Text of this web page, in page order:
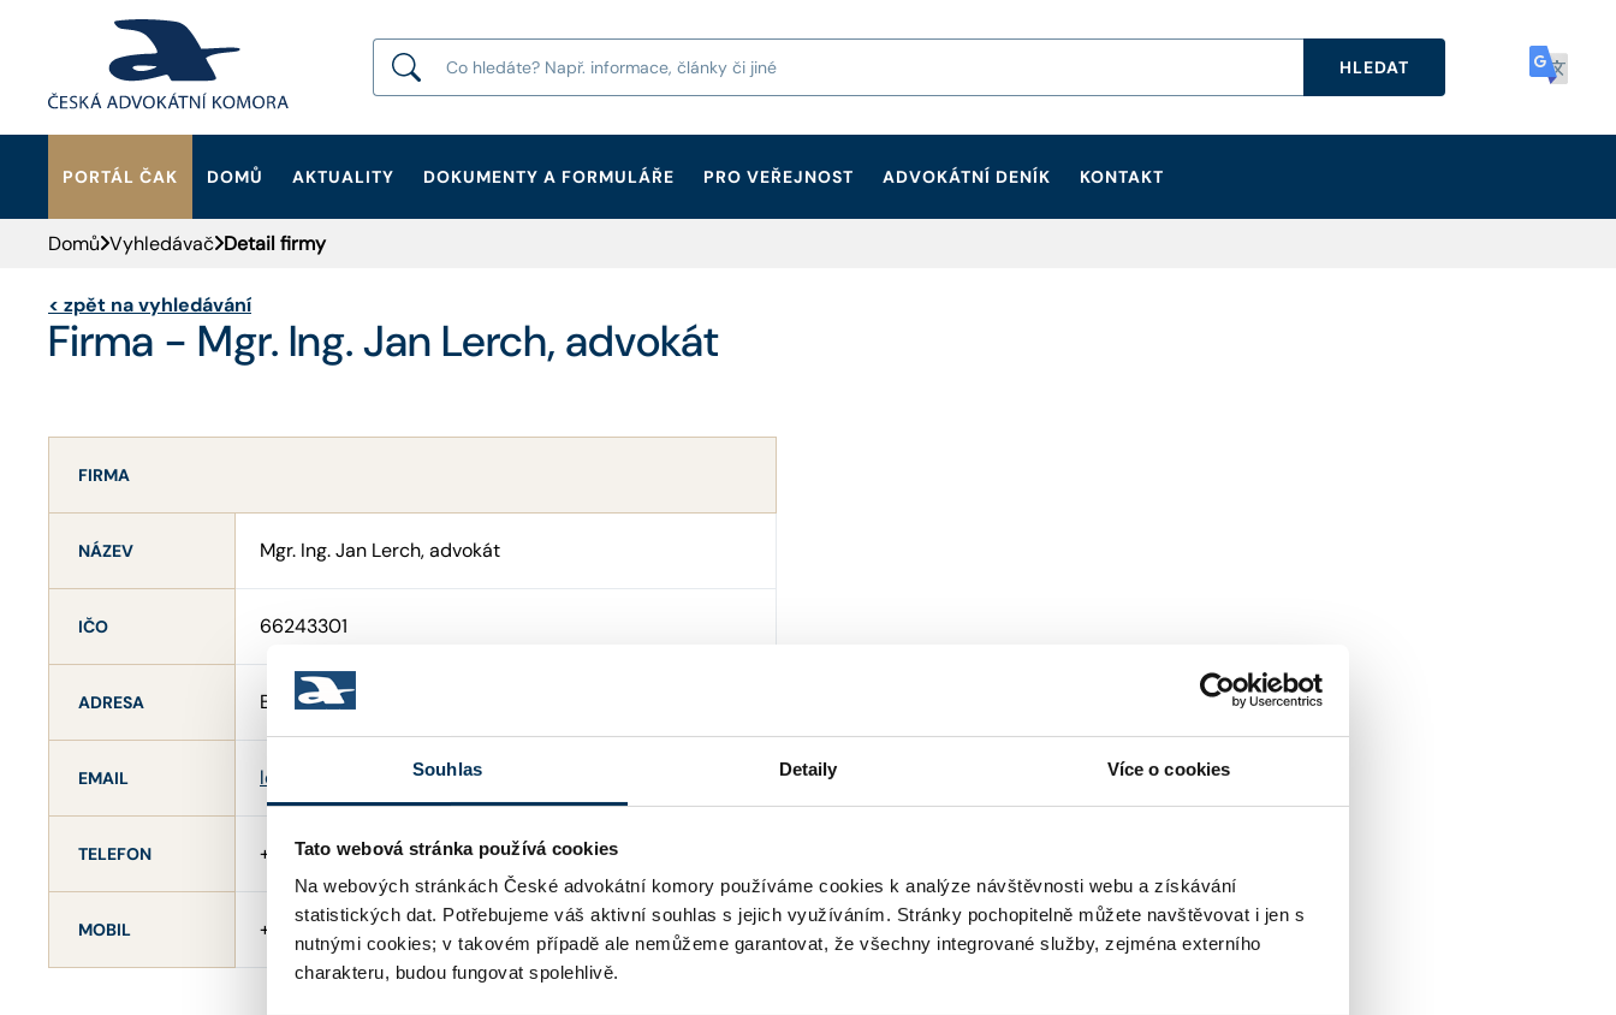
Souhlas Detaily Více o cookies
Tato webová stránka používá cookies
Na webových stránkách České advokátní komory používáme cookies k analýze návštěvnosti webu a získávání
statistických dat. Potřebujeme váš aktivní souhlas s jejich využíváním. Stránky pochopitelně můžete navštěvovat i jen s
nutnými cookies; v takovém případě ale nemůžeme garantovat, že všechny integrované služby, zejména externího
charakteru, budou fungovat spolehlivě.
HLEDAT
PORTÁL ČAK DOMŮ AKTUALITY DOKUMENTY A FORMULÁŘE PRO VEŘEJNOST ADVOKÁTNÍ DENÍK
KONTAKT
HLEDAT
Domů Vyhledávač Detail firmy
< zpět na vyhledávání
Firma - Mgr. Ing. Jan Lerch, advokát
FIRMA
NÁZEV Mgr. Ing. Jan Lerch, advokát
IČO 66243301
ADRESA Bedřicha Smetany 167/2 , 30100 Plzeň
EMAIL lerch@saxinger.com
TELEFON +420377330164
MOBIL +420724737101